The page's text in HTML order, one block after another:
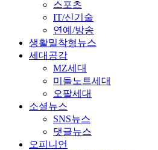
스포츠
IT/신기술
연예/방송
생활밀착형뉴스
세대공감
MZ세대
미들노트세대
오팔세대
소셜뉴스
SNS뉴스
댓글뉴스
오피니언